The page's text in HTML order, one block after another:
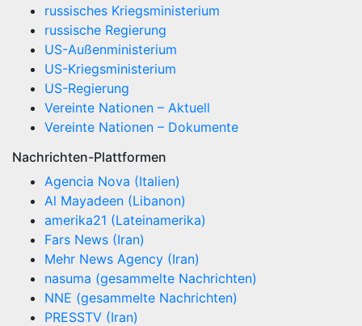
russisches Kriegsministerium
russische Regierung
US-Außenministerium
US-Kriegsministerium
US-Regierung
Vereinte Nationen – Aktuell
Vereinte Nationen – Dokumente
Nachrichten-Plattformen
Agencia Nova (Italien)
Al Mayadeen (Libanon)
amerika21 (Lateinamerika)
Fars News (Iran)
Mehr News Agency (Iran)
nasuma (gesammelte Nachrichten)
NNE (gesammelte Nachrichten)
PRESSTV (Iran)